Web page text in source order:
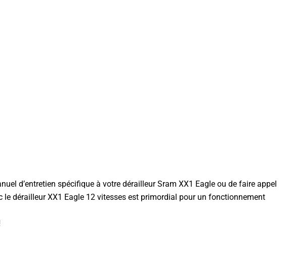
d’entretien spécifique à votre dérailleur Sram XX1 Eagle ou de faire appel
dérailleur XX1 Eagle 12 vitesses est primordial pour un fonctionnement